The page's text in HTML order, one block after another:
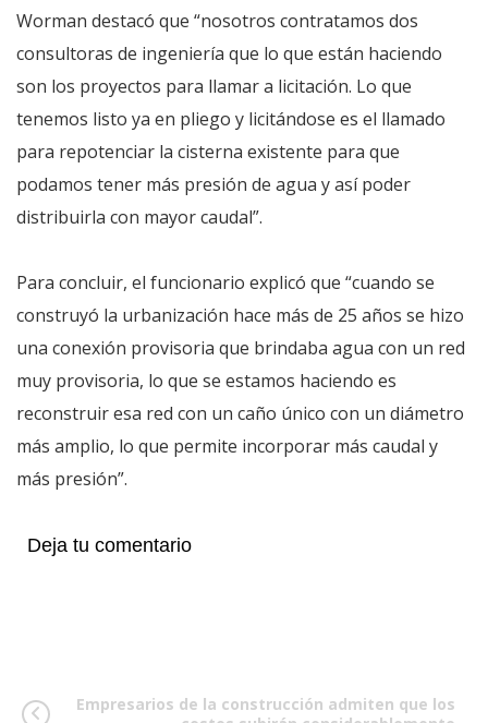
Worman destacó que “nosotros contratamos dos
consultoras de ingeniería que lo que están haciendo
son los proyectos para llamar a licitación. Lo que
tenemos listo ya en pliego y licitándose es el llamado
para repotenciar la cisterna existente para que
podamos tener más presión de agua y así poder
distribuirla con mayor caudal”.
Para concluir, el funcionario explicó que “cuando se
construyó la urbanización hace más de 25 años se hizo
una conexión provisoria que brindaba agua con un red
muy provisoria, lo que se estamos haciendo es
reconstruir esa red con un caño único con un diámetro
más amplio, lo que permite incorporar más caudal y
más presión”.
Deja tu comentario
Empresarios de la construcción admiten que los